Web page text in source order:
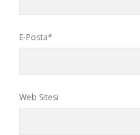
E-Posta*
Web Sitesi